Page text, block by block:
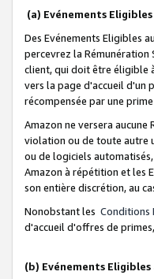
(a) Evénements
Des Evénements Eligibles
percevrez la Rémunération
client, qui doit être éligible
vers la page d'accueil d'un
récompensée par une
Amazon ne versera
violation ou de toute autre
ou de logiciels
Amazon à répétition et les
son entière discrétion, au
Nonobstant les Conditions
d'accueil d'offres de
(b) Evénements Eligibles